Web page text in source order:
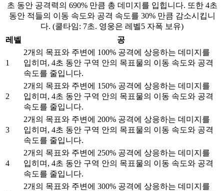
초 동안 공격력의 690% 만큼 총 데미지를 입힙니다. 또한 4초
동안 적들의 이동 속도와 공격 속도를 30% 만큼 감소시킵니
다. (쿨타임: 7초. 영웅은 레벨5 자폭 보유)
레벨
공
1
2개의 목표와 주변에 100% 공격에 상응하는 데미지를
입히며, 4초 동안 구역 안의 목표물의 이동 속도와 공격
속도를 줄입니다.
2
2개의 목표와 주변에 150% 공격에 상응하는 데미지를
입히며, 4초 동안 구역 안의 목표물의 이동 속도와 공격
속도를 줄입니다.
3
2개의 목표와 주변에 200% 공격에 상응하는 데미지를
입히며, 4초 동안 구역 안의 목표물의 이동 속도와 공격
속도를 줄입니다.
4
2개의 목표와 주변에 250% 공격에 상응하는 데미지를
입히며, 4초 동안 구역 안의 목표물의 이동 속도와 공격
속도를 줄입니다.
2개의 목표와 주변에 300% 공격에 상응하는 데미지를